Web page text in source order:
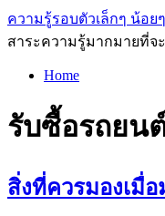
ความรู้รอบตัวเล็กๆ น้อ
สาระความรู้มากมายที่จ
Home
รับซื้อรถยน
สิ่งที่ควรมองเมื่